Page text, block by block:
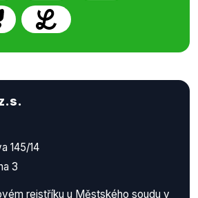
145/14
3
rejstříku u Městského soudu v